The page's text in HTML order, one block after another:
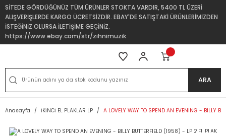
SİTEDE GÖRDÜĞÜNÜZ TÜM ÜRÜNLER STOKTA VARDIR, 5400 TL ÜZERİ
ALIŞVERİŞLERDE KARGO ÜCRETSİZDİR. EBAY'DE SATIŞTAKİ ÜRÜNLERİMİZDEN
İSTEĞİNİZ OLURSA İLETİŞİME GEÇİNİZ.
https://www.ebay.com/str/zihnimuzik
ARA
Anasayfa İKİNCİ EL PLAKLAR LP A LOVELY WAY TO SPEND AN EVENING - BILLY